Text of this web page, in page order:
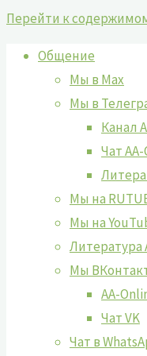
Перейти к
Общение
Мы в Max
Мы в
Канал
Чат
Мы на
Мы на
Литература
Мы
AA-
Чат VK
Чат в